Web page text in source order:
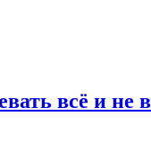
всё и не